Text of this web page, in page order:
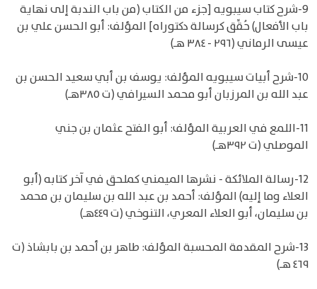
9-شرح كتاب سيبويه [جزء من الكتاب (من باب الندبة إلى نهاية
باب الأفعال) حُقِّق كرسالة دكتوراه] المؤلف: أبو الحسن علي بن
عيسى الرماني (٢٩٦ - ٣٨٤ هـ)
10-شرح أبيات سيبويه المؤلف: يوسف بن أبي سعيد الحسن بن
عبد الله بن المرزبان أبو محمد السيرافي (ت ٣٨٥هـ)
11-اللمع في العربية المؤلف: أبو الفتح عثمان بن جني
الموصلي (ت ٣٩٢هـ)
12-رسالة الملائكة - نشرها الميمني كملحق في آخر كتابه (أبو
العلاء وما إليه) المؤلف: أحمد بن عبد الله بن سليمان بن محمد
بن سليمان، أبو العلاء المعري، التنوخي (ت ٤٤٩هـ)
13-شرح المقدمة المحسبة المؤلف: طاهر بن أحمد بن بابشاذ (ت
٤٦٩ هـ)